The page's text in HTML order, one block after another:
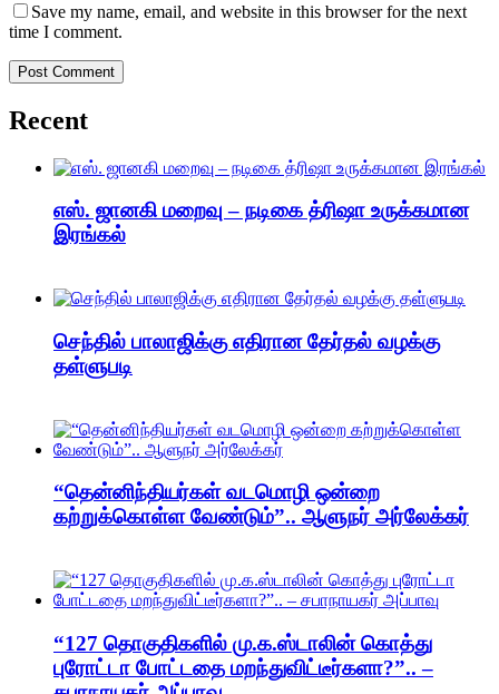
Save my name, email, and website in this browser for the next
time I comment.
Recent
எஸ். ஜானகி மறைவு – நடிகை த்ரிஷா உருக்கமான
இரங்கல்
செந்தில் பாலாஜிக்கு எதிரான தேர்தல் வழக்கு
தள்ளுபடி
“தென்னிந்தியர்கள் வடமொழி ஒன்றை
கற்றுக்கொள்ள வேண்டும்”.. ஆளுநர் அர்லேக்கர்
“127 தொகுதிகளில் மு.க.ஸ்டாலின் கொத்து
புரோட்டா போட்டதை மறந்துவிட்டீர்களா?”.. –